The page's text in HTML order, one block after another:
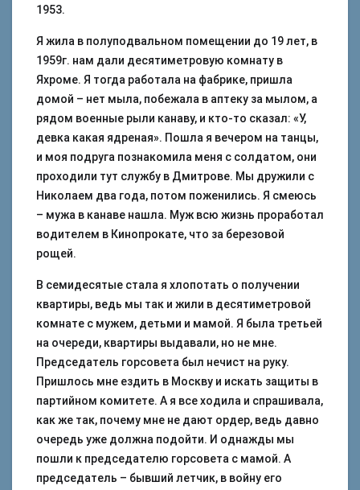
1953.
Я жила в полуподвальном помещении до 19 лет, в
1959г. нам дали десятиметровую комнату в
Яхроме. Я тогда работала на фабрике, пришла
домой – нет мыла, побежала в аптеку за мылом, а
рядом военные рыли канаву, и кто-то сказал: «У,
девка какая ядреная». Пошла я вечером на танцы,
и моя подруга познакомила меня с солдатом, они
проходили тут службу в Дмитрове. Мы дружили с
Николаем два года, потом поженились. Я смеюсь
– мужа в канаве нашла. Муж всю жизнь проработал
водителем в Кинопрокате, что за березовой
рощей.
В семидесятые стала я хлопотать о получении
квартиры, ведь мы так и жили в десятиметровой
комнате с мужем, детьми и мамой. Я была третьей
на очереди, квартиры выдавали, но не мне.
Председатель горсовета был нечист на руку.
Пришлось мне ездить в Москву и искать защиты в
партийном комитете. А я все ходила и спрашивала,
как же так, почему мне не дают ордер, ведь давно
очередь уже должна подойти. И однажды мы
пошли к председателю горсовета с мамой. А
председатель – бывший летчик, в войну его